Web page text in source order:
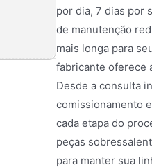
por dia, 7 dias por
de manutenção
mais longa para
fabricante oferece
Desde a consulta
comissionamento
cada etapa do
peças
para manter sua